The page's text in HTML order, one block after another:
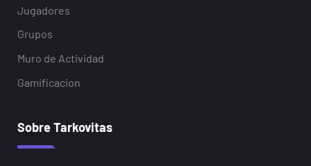
Jugadores
Grupos
Muro de Actividad
Gamificacion
Sobre Tarkovitas